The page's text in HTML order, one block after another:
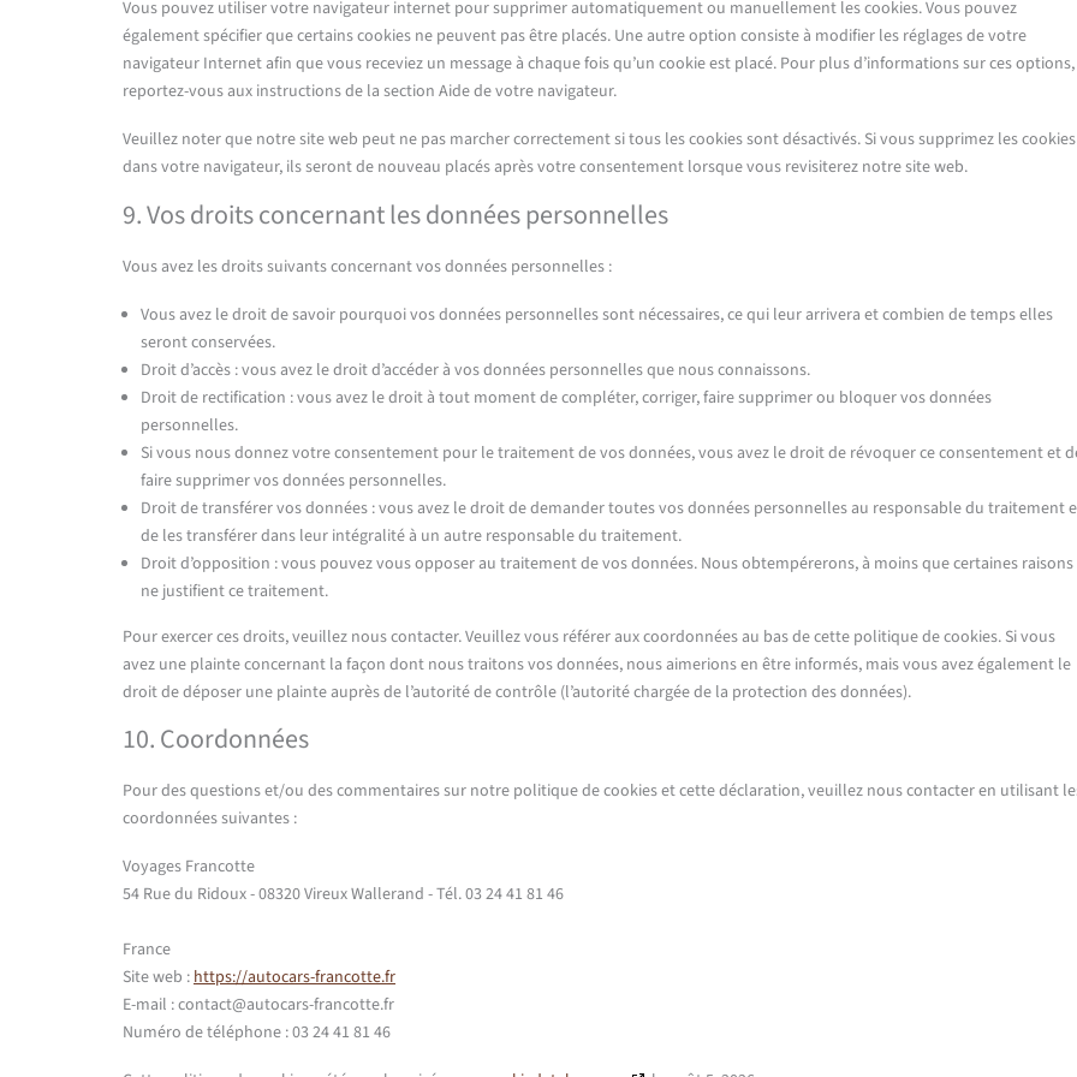
Vous pouvez utiliser votre navigateur internet pour supprimer automatiquement ou manuellement les cookies. Vous pouvez
également spécifier que certains cookies ne peuvent pas être placés. Une autre option consiste à modifier les réglages de votre
navigateur Internet afin que vous receviez un message à chaque fois qu’un cookie est placé. Pour plus d’informations sur ces options,
reportez-vous aux instructions de la section Aide de votre navigateur.
Veuillez noter que notre site web peut ne pas marcher correctement si tous les cookies sont désactivés. Si vous supprimez les cookies
dans votre navigateur, ils seront de nouveau placés après votre consentement lorsque vous revisiterez notre site web.
9. Vos droits concernant les données personnelles
Vous avez les droits suivants concernant vos données personnelles :
Vous avez le droit de savoir pourquoi vos données personnelles sont nécessaires, ce qui leur arrivera et combien de temps elles
seront conservées.
Droit d’accès : vous avez le droit d’accéder à vos données personnelles que nous connaissons.
Droit de rectification : vous avez le droit à tout moment de compléter, corriger, faire supprimer ou bloquer vos données
personnelles.
Si vous nous donnez votre consentement pour le traitement de vos données, vous avez le droit de révoquer ce consentement et
faire supprimer vos données personnelles.
Droit de transférer vos données : vous avez le droit de demander toutes vos données personnelles au responsable du traitement
de les transférer dans leur intégralité à un autre responsable du traitement.
Droit d’opposition : vous pouvez vous opposer au traitement de vos données. Nous obtempérerons, à moins que certaines raisons
ne justifient ce traitement.
Pour exercer ces droits, veuillez nous contacter. Veuillez vous référer aux coordonnées au bas de cette politique de cookies. Si vous
avez une plainte concernant la façon dont nous traitons vos données, nous aimerions en être informés, mais vous avez également le
droit de déposer une plainte auprès de l’autorité de contrôle (l’autorité chargée de la protection des données).
10. Coordonnées
Pour des questions et/ou des commentaires sur notre politique de cookies et cette déclaration, veuillez nous contacter en utilisant
coordonnées suivantes :
Voyages Francotte
54 Rue du Ridoux - 08320 Vireux Wallerand - Tél. 03 24 41 81 46
France
Site web :https://autocars-francotte.fr
E-mail :contact@autocars-francotte.fr
Numéro de téléphone : 03 24 41 81 46